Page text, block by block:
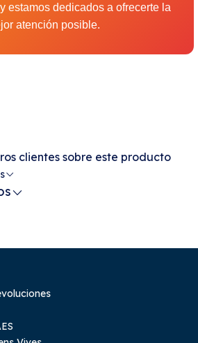
estamos dedicados a ofrecerte la
atención posible.
clientes sobre este producto